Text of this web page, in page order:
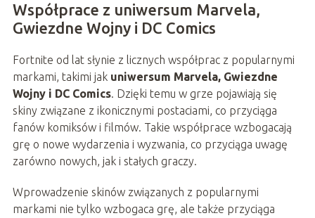
Współprace z uniwersum Marvela,
Gwiezdne Wojny i DC Comics
Fortnite od lat słynie z licznych współprac z popularnymi
markami, takimi jak uniwersum Marvela, Gwiezdne
Wojny i DC Comics. Dzięki temu w grze pojawiają się
skiny związane z ikonicznymi postaciami, co przyciąga
fanów komiksów i filmów. Takie współprace wzbogacają
grę o nowe wydarzenia i wyzwania, co przyciąga uwagę
zarówno nowych, jak i stałych graczy.
Wprowadzenie skinów związanych z popularnymi
markami nie tylko wzbogaca grę, ale także przyciąga